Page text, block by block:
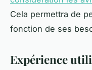
Cela permettra de
fonction de ses
Expérience